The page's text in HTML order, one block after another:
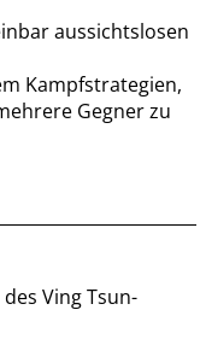
aussichtslosen
Kampfstrategien,
Gegner zu
Ving Tsun-